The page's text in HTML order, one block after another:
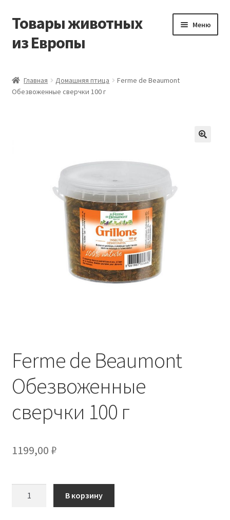
Перейти
навигации
Перейти
содержимому
Товары животных
из Европы
Меню
Виды доставки
Оформление заказа
Главная Домашняя птица
Ferme de Beaumont
Обезвоженные сверчки 100 г
Ferme de Beaumont
Обезвоженные
сверчки 100 г
1199,00 ₽
В корзину